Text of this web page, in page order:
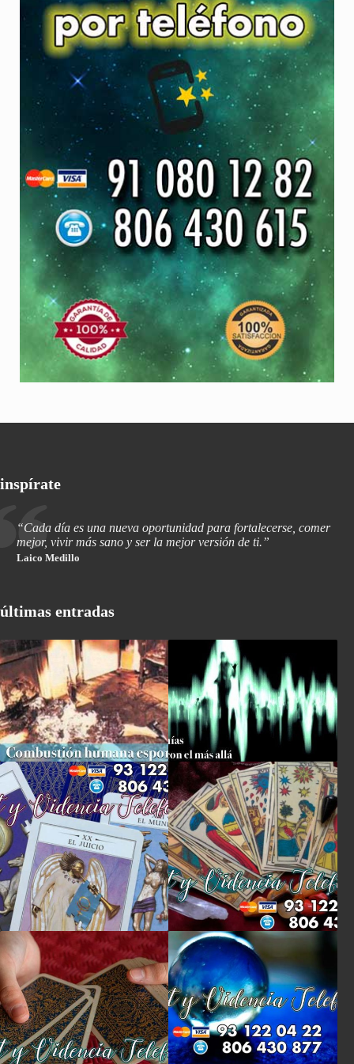
inspírate
“Cada día es una nueva oportunidad para fortalecerse, comer
mejor, vivir más sano y ser la mejor versión de ti.”
Laico Medillo
últimas entradas